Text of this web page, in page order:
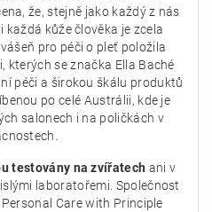
sezásadami ochrany
že, stejně jako každý z nás
každá kůže člověka je zcela
pro péči o pleť položila
kterých se značka Ella Baché
péči a širokou škálu produktů
po celé Austrálii, kde je
salonech i na poličkách v
testovány na zvířatech ani v
laboratořemi. Společnost
Care with Principle